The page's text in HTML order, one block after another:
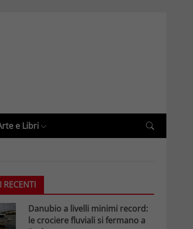
e Libri
RECENTI
Danubio a livelli minimi record:
le crociere fluviali si fermano a